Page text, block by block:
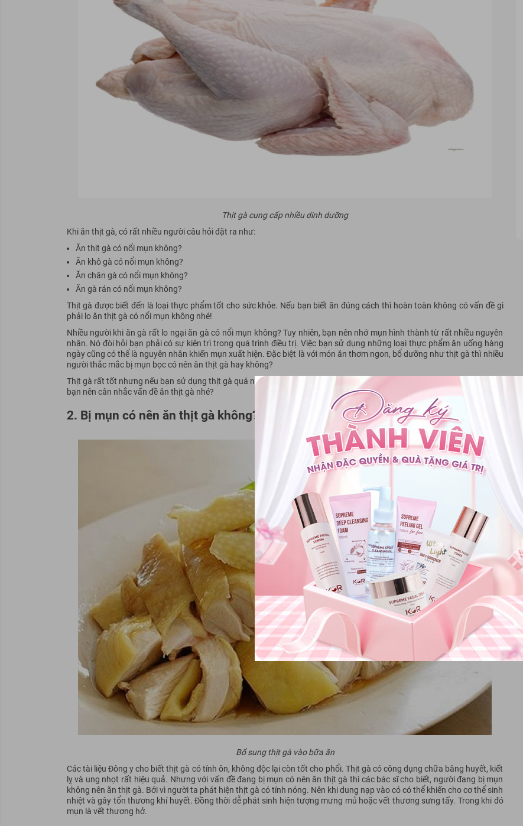
Thịt gà cung cấp nhiều dinh dưỡng
Khi ăn thịt gà, có rất nhiều người câu hỏi đặt ra như:
Ăn thịt gà có nổi mụn không?
Ăn khô gà có nổi mụn không?
Ăn chân gà có nổi mụn không?
Ăn gà rán có nổi mụn không?
Thịt gà được biết đến là loại thực phẩm tốt cho sức khỏe. Nếu bạn biết ăn đúng cách thì hoàn toàn không có vấn đề gì
phải lo ăn thịt gà có nổi mụn không nhé!
Nhiều người khi ăn gà rất lo ngại ăn gà có nổi mụn không? Tuy nhiên, bạn nên nhớ mụn hình thành từ rất nhiều nguyên
nhân. Nó đòi hỏi bạn phải có sự kiên trì trong quá trình điều trị. Việc bạn sử dụng những loại thực phẩm ăn uống hàng
ngày cũng có thể là nguyên nhân khiến mụn xuất hiện. Đặc biệt là với món ăn thơm ngon, bổ dưỡng như thịt gà thì nhiều
người thắc mắc bị mụn bọc có nên ăn thịt gà hay không?
Thịt gà rất tốt nhưng nếu bạn sử dụng thịt gà quá nhiều cũng khiến cơ thể bị nóng và xuất hiện mụn. Vì vậy để đảm bảo,
bạn nên cân nhắc vấn đề ăn thịt gà nhé?
2. Bị mụn có nên ăn thịt gà không?
Bổ sung thịt gà vào bữa ăn
Các tài liệu Đông y cho biết thịt gà có tính ôn, không độc lại còn tốt cho phổi. Thịt gà có công dụng chữa băng huyết, kiết
lỵ và ung nhọt rất hiệu quả. Nhưng với vấn đề đang bị mụn có nên ăn thịt gà thì các bác sĩ cho biết, người đang bị mụn
không nên ăn thịt gà. Bởi vì người ta phát hiện thịt gà có tính nóng. Nên khi dung nạp vào có có thể khiến cho cơ thể sinh
nhiệt và gây tổn thương khí huyết. Đồng thời dễ phát sinh hiện tượng mưng mủ hoặc vết thương sưng tấy. Trong khi đó
mụn là vết thương hở.